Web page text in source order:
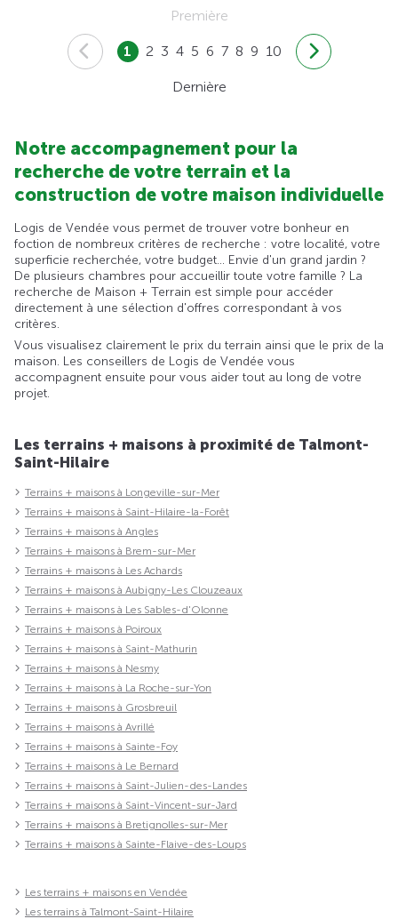
Première
1 2 3 4 5 6 7 8 9 10
Dernière
Notre accompagnement pour la
recherche de votre terrain et la
construction de votre maison individuelle
Logis de Vendée vous permet de trouver votre bonheur en
foction de nombreux critères de recherche : votre localité, votre
superficie recherchée, votre budget... Envie d'un grand jardin ?
De plusieurs chambres pour accueillir toute votre famille ? La
recherche de Maison + Terrain est simple pour accéder
directement à une sélection d'offres correspondant à vos
critères.
Vous visualisez clairement le prix du terrain ainsi que le prix de la
maison. Les conseillers de Logis de Vendée vous
accompagnent ensuite pour vous aider tout au long de votre
projet.
Les terrains + maisons à proximité de Talmont-
Saint-Hilaire
Terrains + maisons à Longeville-sur-Mer
Terrains + maisons à Saint-Hilaire-la-Forêt
Terrains + maisons à Angles
Terrains + maisons à Brem-sur-Mer
Terrains + maisons à Les Achards
Terrains + maisons à Aubigny-Les Clouzeaux
Terrains + maisons à Les Sables-d'Olonne
Terrains + maisons à Poiroux
Terrains + maisons à Saint-Mathurin
Terrains + maisons à Nesmy
Terrains + maisons à La Roche-sur-Yon
Terrains + maisons à Grosbreuil
Terrains + maisons à Avrillé
Terrains + maisons à Sainte-Foy
Terrains + maisons à Le Bernard
Terrains + maisons à Saint-Julien-des-Landes
Terrains + maisons à Saint-Vincent-sur-Jard
Terrains + maisons à Bretignolles-sur-Mer
Terrains + maisons à Sainte-Flaive-des-Loups
Les terrains + maisons en Vendée
Les terrains à Talmont-Saint-Hilaire